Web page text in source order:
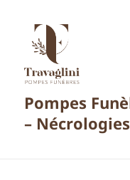
Pompes
– Nécrologies